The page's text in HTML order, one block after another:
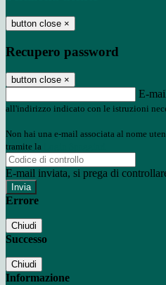
button close ×
Recupero password
button close ×
E-
all'indirizzo indicato con le istruzioni
Non hai una e-mail associata al nome
tramite la
E-mail inviata, si prega di
Errore
Chiudi
Successo
Chiudi
Informazione